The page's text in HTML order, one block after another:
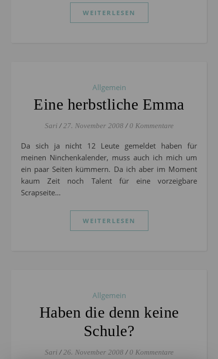
WEITERLESEN
Allgemein
Eine herbstliche Emma
Sari / 27. November 2008 / 0 Kommentare
Da sich ja nicht 12 Leute gemeldet haben für
meinen Ninchenkalender, muss auch ich mich um
ein paar Seiten kümmern. Da ich aber im Moment
kaum Zeit noch Talent für eine vorzeigbare
Scrapseite…
WEITERLESEN
Allgemein
Haben die denn keine
Schule?
Sari / 26. November 2008 / 0 Kommentare